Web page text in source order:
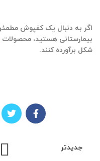
اگر به دنبال یک کفپوش
بیمارستانی هستید، محصولات
شکل برآورده کنند.
جدیدتر